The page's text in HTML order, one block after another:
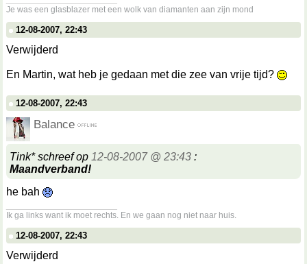
Je was een glasblazer met een wolk van diamanten aan zijn mond
12-08-2007, 22:43
Verwijderd
En Martin, wat heb je gedaan met die zee van vrije tijd?
12-08-2007, 22:43
Balance
Tink* schreef op 12-08-2007 @ 23:43 :
Maandverband!
he bah
Ik ga links want ik moet rechts. En we gaan nog niet naar huis.
12-08-2007, 22:43
Verwijderd